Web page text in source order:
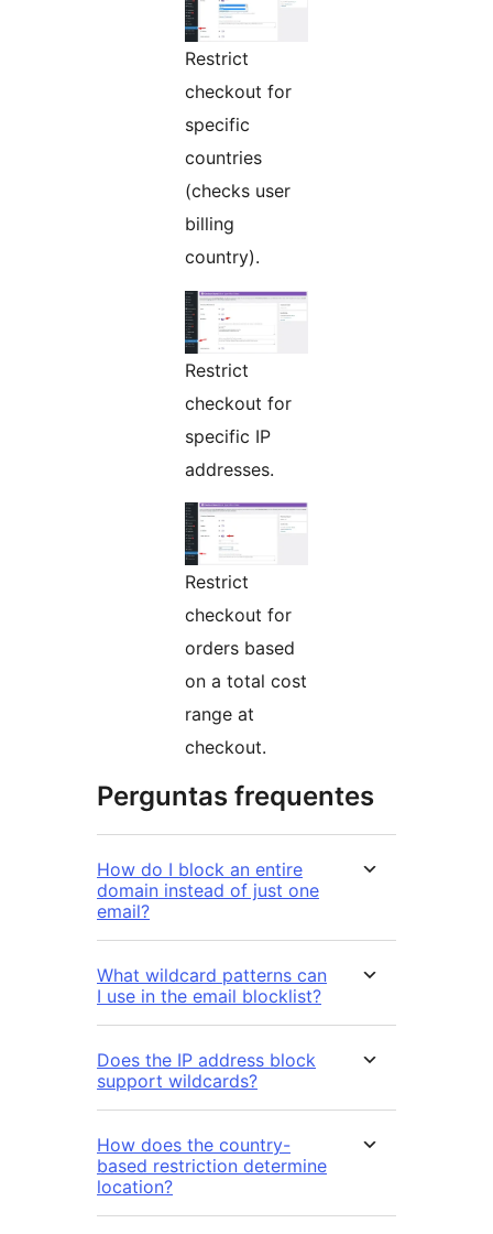
Restrict
checkout for
specific
countries
(checks user
billing
country).
Restrict
checkout for
specific IP
addresses.
Restrict
checkout for
orders based
on a total cost
range at
checkout.
Perguntas frequentes
How do I block an entire
domain instead of just one
email?
What wildcard patterns can
I use in the email blocklist?
Does the IP address block
support wildcards?
How does the country-
based restriction determine
location?